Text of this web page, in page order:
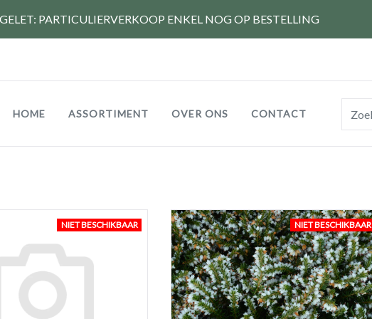
PARTICULIERVERKOOP ENKEL NOG OP BESTELLING
Hoofdnavigatie
HOME ASSORTIMENT OVER ONS CONTACT
NIET BESCHIKBAAR NIET BESCHIKBAAR